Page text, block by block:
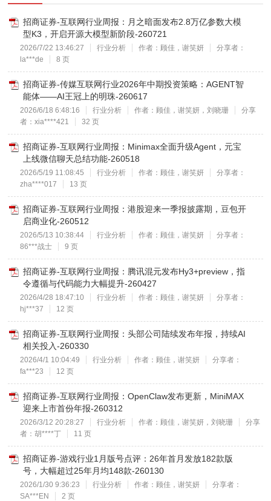
招商证券-互联网行业周报：月之暗面发布2.8万亿参数大模
型K3，开启开源大模型新阶段-260721
2026/7/22 13:46:27 行业分析 作者：顾佳，谢笑妍
分享者：
la***de
8 页
招商证券-传媒互联网行业2026年中期投资策略：AGENT智
能体——AI王冠上的明珠-260617
2026/6/18 6:48:16 行业分析 作者：顾佳，谢笑妍，刘晓珊
分享
者：xia****421
32 页
招商证券-互联网行业周报：Minimax全面升级Agent，元宝
上线微信聊天总结功能-260518
2026/5/19 11:08:45 行业分析 作者：顾佳，谢笑妍
分享者：
zha****017
13 页
招商证券-互联网行业周报：港股迎来一季报披露期，豆包开
启商业化-260512
2026/5/13 10:38:44 行业分析 作者：顾佳，谢笑妍
分享者：
86***战士
9 页
招商证券-互联网行业周报：腾讯混元发布Hy3+preview，指
令遵循与代码能力大幅提升-260427
2026/4/28 18:47:10 行业分析 作者：顾佳，谢笑妍
分享者：
hj***37
12 页
招商证券-互联网行业周报：头部公司陆续发布年报，持续AI
相关投入-260330
2026/4/1 10:04:49 行业分析 作者：顾佳，谢笑妍
分享者：
fa***23
12 页
招商证券-互联网行业周报：OpenClaw发布更新，MiniMAX
迎来上市首份年报-260312
2026/3/12 20:28:27 行业分析 作者：顾佳，谢笑妍，刘晓珊
分享
者：胡****丁
11 页
招商证券-游戏行业1月版号点评：26年首月发放182款版
号，大幅超过25年月均148款-260130
2026/1/30 9:36:23 行业分析 作者：顾佳，谢笑妍
分享者：
SA***EN
2 页